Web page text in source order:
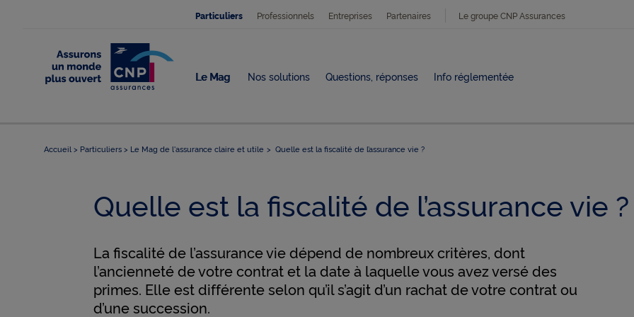
Particuliers Professionnels Entreprises Partenaires Le groupe CNP Assurances
Le Mag Nos solutions Questions, réponses Info réglementée
Accueil Particuliers Le Mag de l'assurance claire et utile Quelle est la fiscalité de l’assurance vie ?
Quelle est la fiscalité de l’assurance vie ?
La fiscalité de l’assurance vie dépend de nombreux critères, dont
l’ancienneté de votre contrat et la date à laquelle vous avez versé des
primes. Elle est différente selon qu’il s’agit d’un rachat de votre contrat ou
d’une succession.